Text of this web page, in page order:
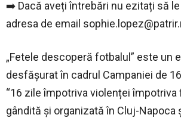
➡️ Dacă aveți întrebări nu ezitați să
adresa de email
„Fetele descoperă fotbalul” este un
desfășurat în cadrul Campaniei de
“16 zile împotriva violenței împotriva
gândită și organizată în Cluj-Napoca